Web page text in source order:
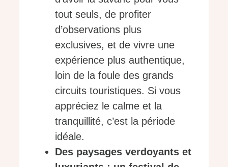
tout seuls, de profiter
d’observations plus
exclusives, et de vivre une
expérience plus authentique,
loin de la foule des grands
circuits touristiques. Si vous
appréciez le calme et la
tranquillité, c’est la période
idéale.
Des paysages verdoyants et